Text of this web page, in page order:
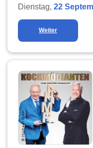
Dienstag, 22
Weiter